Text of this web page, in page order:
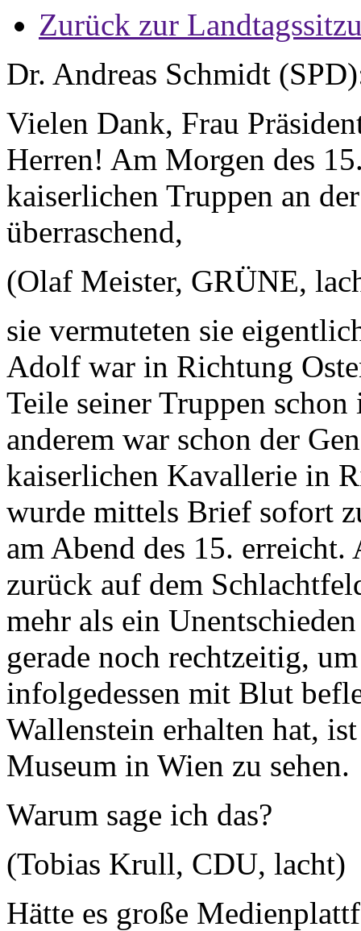
Zurück zur
Dr. Andreas Schmidt
Vielen Dank, Frau
Herren! Am Morgen des
kaiserlichen Truppen an
überraschend,
(Olaf Meister, GRÜNE,
sie vermuteten sie
Adolf war in Richtung
Teile seiner Truppen
anderem war schon der
kaiserlichen Kavallerie in
wurde mittels Brief sofort
am Abend des 15.
zurück auf dem
mehr als ein
gerade noch rechtzeitig,
infolgedessen mit Blut
Wallenstein erhalten hat,
Museum in Wien zu sehen.
Warum sage ich das?
(Tobias Krull, CDU, lacht)
Hätte es große